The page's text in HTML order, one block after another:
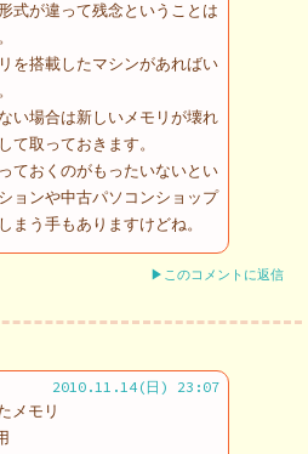
式が違って残念ということは
を搭載したマシンがあればい
い場合は新しいメモリが壊れ
て取っておきます。
ておくのがもったいないとい
ョンや中古パソコンショップ
まう手もありますけどね。
▶このコメントに返信
2010.11.14(日) 23:07
メモリ